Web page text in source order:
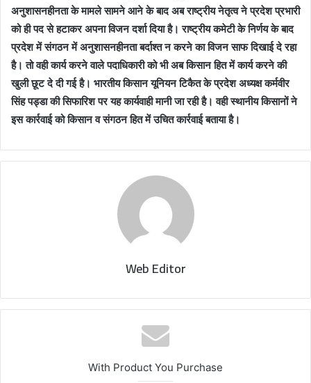
अनुशासनहीनता के मामले सामने आने के बाद अब राष्ट्रीय नेतृत्व ने प्रदेश प्रभारी
को ही पद से हटाकर अपना विजन दर्शा दिया है। राष्ट्रीय कमेटी के निर्णय के बाद
प्रदेश में संगठन में अनुशासनहीनता बर्दाश्त न करने का विजन साफ दिखाई दे रहा
है। तो वही कार्य करने वाले पदाधिकारी को भी अब किसान हित में कार्य करने की
खुली छूट दे दी गई है। भारतीय किसान यूनियन टिकैत के प्रदेश अध्यक्ष कर्मवीर
सिंह पड्डा की सिफारिश पर यह कार्यवाही मानी जा रही है। वही स्थानीय किसानों ने
इस कार्रवाई को किसान व संगठन हित में उचित कार्रवाई बताया है।
Web Editor
With Product You Purchase